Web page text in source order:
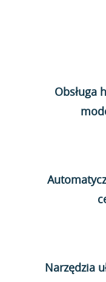
Obsługa
Narzędzia